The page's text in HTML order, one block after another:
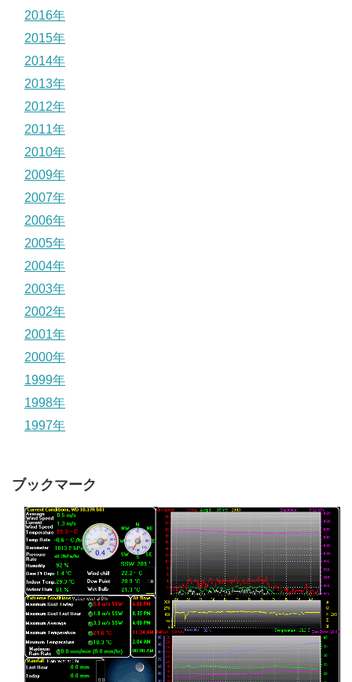
2016年
2015年
2014年
2013年
2012年
2011年
2010年
2009年
2007年
2006年
2005年
2004年
2003年
2002年
2001年
2000年
1999年
1998年
1997年
ブックマーク